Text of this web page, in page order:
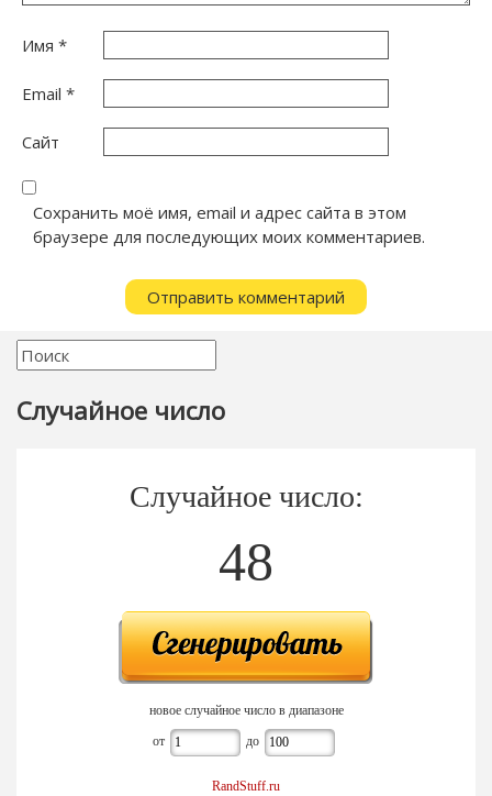
Имя *
Email *
Сайт
Сохранить моё имя, email и адрес сайта в этом
браузере для последующих моих комментариев.
Случайное число
Случайное число:
48
новое случайное число в диапазоне
от до
RandStuff.ru